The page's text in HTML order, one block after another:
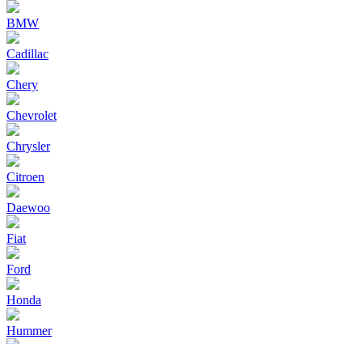
BMW
Cadillac
Chery
Chevrolet
Chrysler
Citroen
Daewoo
Fiat
Ford
Honda
Hummer